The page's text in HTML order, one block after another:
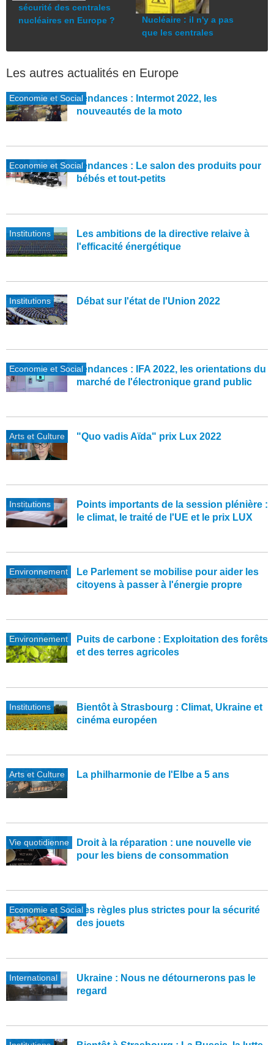
sécurité des centrales
nucléaires en Europe ?
Nucléaire : il n'y a pas
que les centrales
Les autres actualités en Europe
Economie et SocialTendances : Intermot 2022, les
nouveautés de la moto
Economie et SocialTendances : Le salon des produits pour
bébés et tout-petits
Institutions
Les ambitions de la directive relaive à
l'efficacité énergétique
Institutions Débat sur l'état de l'Union 2022
Economie et SocialTendances : IFA 2022, les orientations du
marché de l'électronique grand public
Arts et Culture "Quo vadis Aïda" prix Lux 2022
Institutions
Points importants de la session plénière :
le climat, le traité de l'UE et le prix LUX
Environnement
Le Parlement se mobilise pour aider les
citoyens à passer à l'énergie propre
Environnement
Puits de carbone : Exploitation des forêts
et des terres agricoles
Institutions
Bientôt à Strasbourg : Climat, Ukraine et
cinéma européen
Arts et Culture La philharmonie de l'Elbe a 5 ans
Vie quotidienne
Droit à la réparation : une nouvelle vie
pour les biens de consommation
Economie et SocialDes règles plus strictes pour la sécurité
des jouets
International
Ukraine : Nous ne détournerons pas le
regard